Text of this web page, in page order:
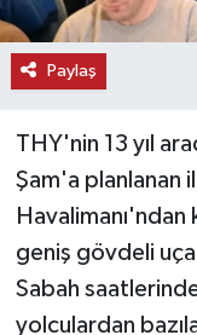
Paylaş
THY'nin 13 yıl
Şam'a planlanan
geniş gövdeli
Sabah
yolculardan
SPOR
TEKNOLOJİ
TİCARET
YAŞAM